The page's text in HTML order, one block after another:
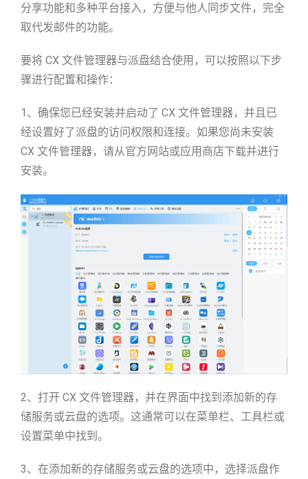
分享功能和多种平台接入，方便与他人同步文件，完全
取代发邮件的功能。
要将 CX 文件管理器与派盘结合使用，可以按照以下步
骤进行配置和操作：
1、确保您已经安装并启动了 CX 文件管理器，并且已
经设置好了派盘的访问权限和连接。如果您尚未安装
CX 文件管理器，请从官方网站或应用商店下载并进行
安装。
2、打开 CX 文件管理器，并在界面中找到添加新的存
储服务或云盘的选项。这通常可以在菜单栏、工具栏或
设置菜单中找到。
3、在添加新的存储服务或云盘的选项中，选择派盘作